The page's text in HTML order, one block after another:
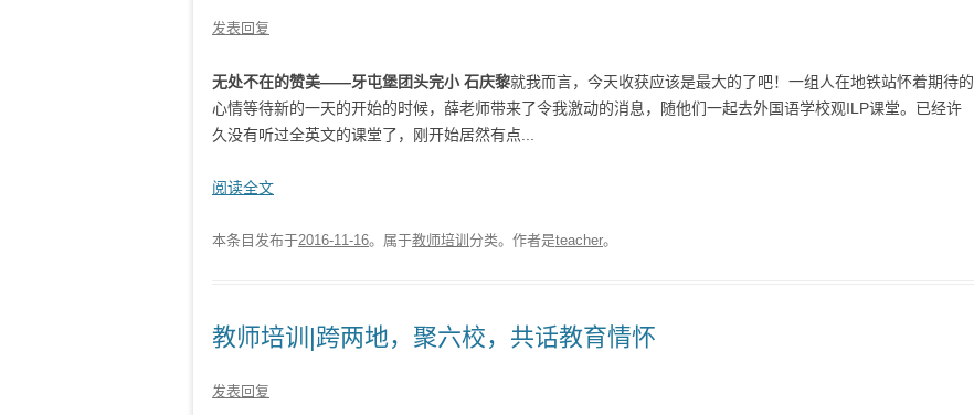
发表回复
无处不在的赞美——牙屯堡团头完小 石庆黎就我而言，今天收获应该是最大的了吧！一组人在地铁站怀着期待的
心情等待新的一天的开始的时候，薛老师带来了令我激动的消息，随他们一起去外国语学校观ILP课堂。已经许
久没有听过全英文的课堂了，刚开始居然有点...
阅读全文
本条目发布于2016-11-16。属于教师培训 分类。 作者是teacher。
教师培训|跨两地，聚六校，共话教育情怀
发表回复